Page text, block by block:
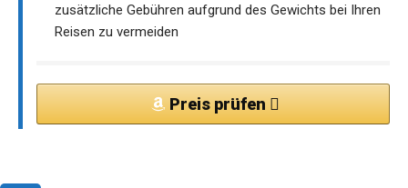
zusätzliche Gebühren aufgrund des Gewichts bei Ihren
Reisen zu vermeiden
Preis prüfen